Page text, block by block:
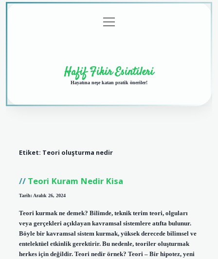
menüyü
aç
Hafif Fikir Esintileri
Hayatına neşe katan pratik öneriler!
Etiket: Teori oluşturma nedir
Teori Kuram Nedir Kisa
Tarih: Aralık 26, 2024
Teori kurmak ne demek? Bilimde, teknik terim teori, olguları
veya gerçekleri açıklayan kavramsal sistemlere atıfta bulunur.
Böyle bir kavramsal sistem kurmak, yüksek derecede bilimsel ve
entelektüel etkinlik gerektirir. Bu nedenle, teoriler oluşturmak
herkes için değildir. Teori nedir örnek? Teori – Bir hipotez, yeni